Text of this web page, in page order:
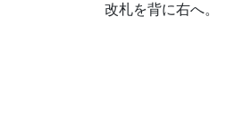
改札を背に右へ。